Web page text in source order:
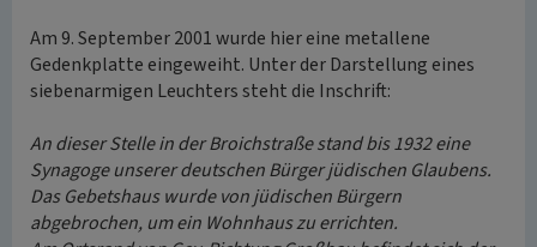
Am 9. September 2001 wurde hier eine metallene
Gedenkplatte eingeweiht. Unter der Darstellung eines
siebenarmigen Leuchters steht die Inschrift:
An dieser Stelle in der Broichstraße stand bis 1932 eine
Synagoge unserer deutschen Bürger jüdischen Glaubens.
Das Gebetshaus wurde von jüdischen Bürgern
abgebrochen, um ein Wohnhaus zu errichten.